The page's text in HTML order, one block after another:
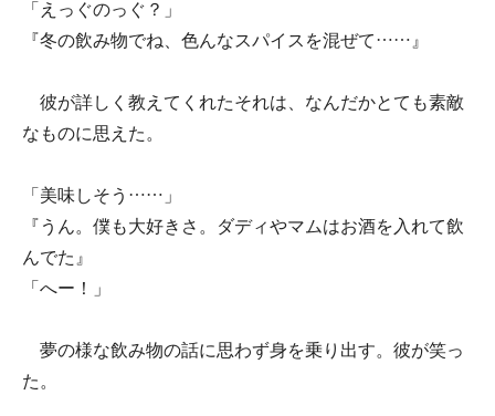
「えっぐのっぐ？」
『冬の飲み物でね、色んなスパイスを混ぜて……』
彼が詳しく教えてくれたそれは、なんだかとても素敵
なものに思えた。
「美味しそう……」
『うん。僕も大好きさ。ダディやマムはお酒を入れて飲
んでた』
「へー！」
夢の様な飲み物の話に思わず身を乗り出す。彼が笑っ
た。